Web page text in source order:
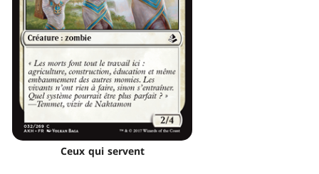
Ceux qui servent